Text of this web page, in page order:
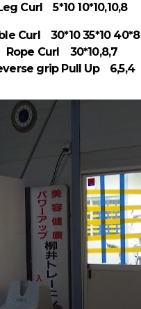
Curl 5*10 10*10,10,8
Curl 30*10 35*10 40*8
Rope Curl 30*10,8,7
grip Pull Up 6,5,4